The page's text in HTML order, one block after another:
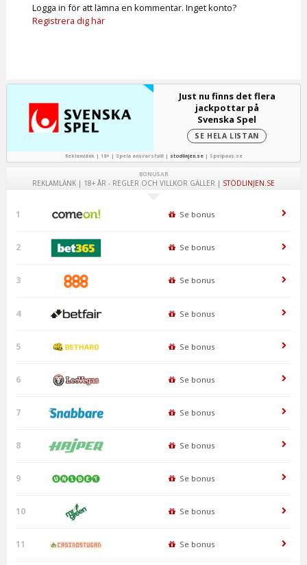
Logga in för att lämna en kommentar. Inget konto?
Registrera dig här
Just nu finns det flera
jackpottar på
Svenska Spel
SE HELA LISTAN
Reklamlänk | 18+ | Spela ansvarsfullt | stodlinjen.se| Spelpaus.se
BONUSAR
REKLAMLÄNK | 18+ ÅR - REGLER OCH VILLKOR GÄLLER | STÖDLINJEN.SE
1 Se bonus
2 Se bonus
3 Se bonus
4 Se bonus
5 Se bonus
6 Se bonus
7 Se bonus
8 Se bonus
9 Se bonus
10 Se bonus
11 Se bonus